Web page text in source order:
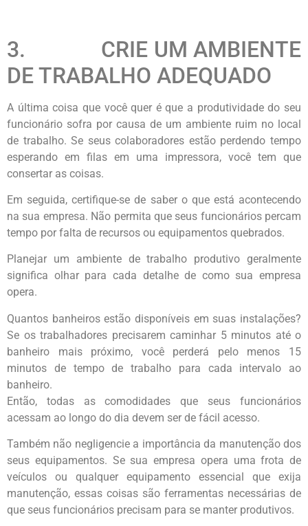
3. CRIE UM AMBIENTE
DE TRABALHO ADEQUADO
A última coisa que você quer é que a produtividade do seu
funcionário sofra por causa de um ambiente ruim no local
de trabalho. Se seus colaboradores estão perdendo tempo
esperando em filas em uma impressora, você tem que
consertar as coisas.
Em seguida, certifique-se de saber o que está acontecendo
na sua empresa. Não permita que seus funcionários percam
tempo por falta de recursos ou equipamentos quebrados.
Planejar um ambiente de trabalho produtivo geralmente
significa olhar para cada detalhe de como sua empresa
opera.
Quantos banheiros estão disponíveis em suas instalações?
Se os trabalhadores precisarem caminhar 5 minutos até o
banheiro mais próximo, você perderá pelo menos 15
minutos de tempo de trabalho para cada intervalo ao
banheiro.
Então, todas as comodidades que seus funcionários
acessam ao longo do dia devem ser de fácil acesso.
Também não negligencie a importância da manutenção dos
seus equipamentos. Se sua empresa opera uma frota de
veículos ou qualquer equipamento essencial que exija
manutenção, essas coisas são ferramentas necessárias de
que seus funcionários precisam para se manter produtivos.